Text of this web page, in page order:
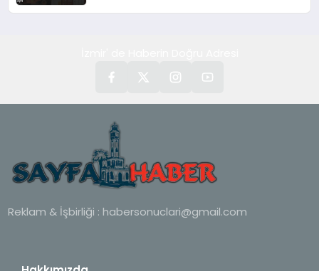
Reklam & İşbirliği : habersonuclari@gmail.com